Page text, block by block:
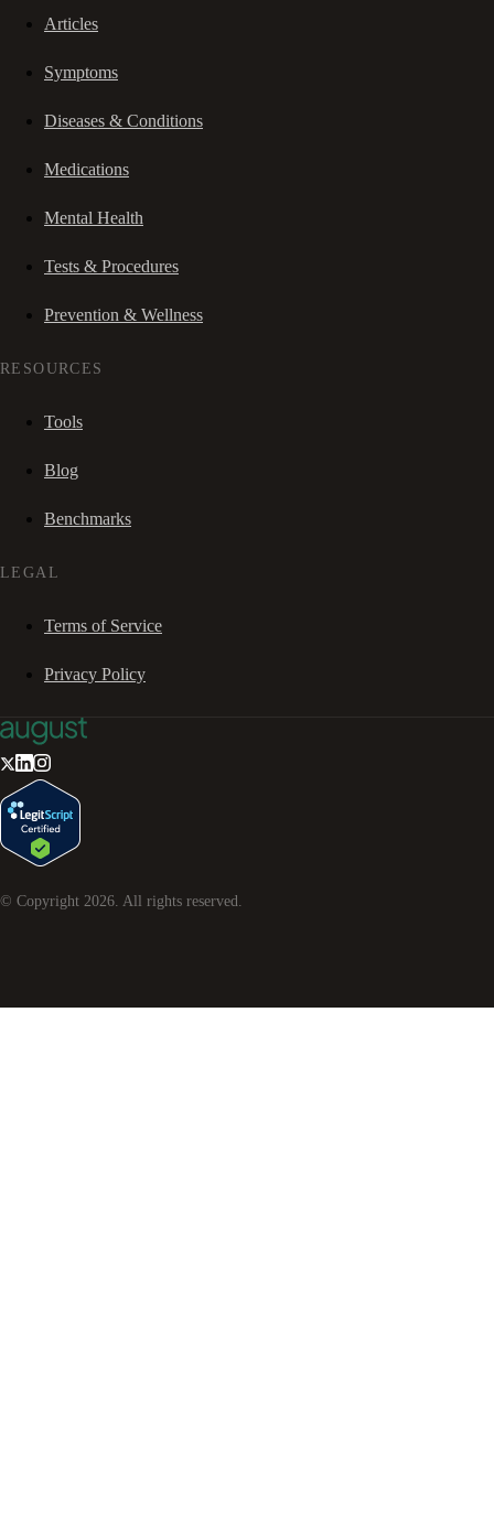
Articles
Symptoms
Diseases & Conditions
Medications
Mental Health
Tests & Procedures
Prevention & Wellness
RESOURCES
Tools
Blog
Benchmarks
LEGAL
Terms of Service
Privacy Policy
© Copyright 2026. All rights reserved.